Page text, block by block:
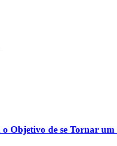
Objetivo de se Tornar